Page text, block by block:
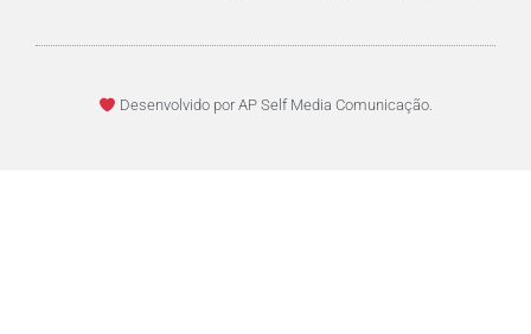
Desenvolvido por AP Self Media Comunicação.